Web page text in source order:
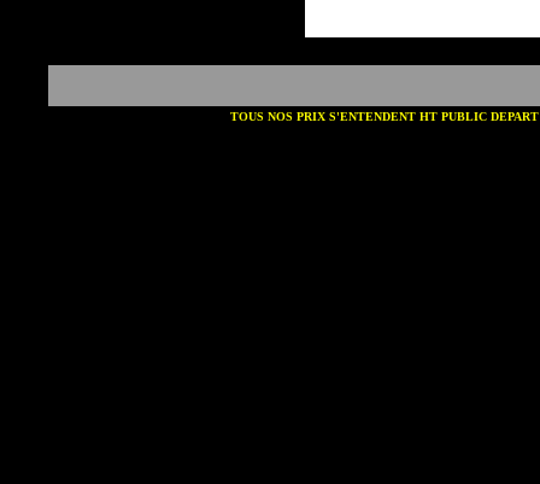
TOUS NOS PRIX S'ENTENDENT HT PUBLIC